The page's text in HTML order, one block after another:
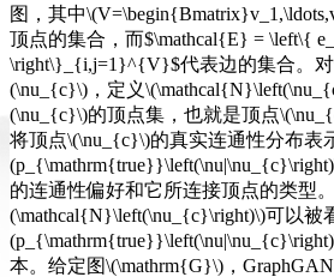
图，其中
顶点的集合，而$\mathcal{E} = \left\{
\right\}_{i,j=1}^{V}$代表边的集合。
(\nu_{c}\)，定义
(\nu_{c}\)的顶点集，也就是顶点
将顶点\(\nu_{c}\)的真实连通性分布表
的连通性偏好和它所连接顶点的类型
(\mathcal{N}\left(\nu_{c}\right)\)可以被
本。给定图\(\mathrm{G}\)，